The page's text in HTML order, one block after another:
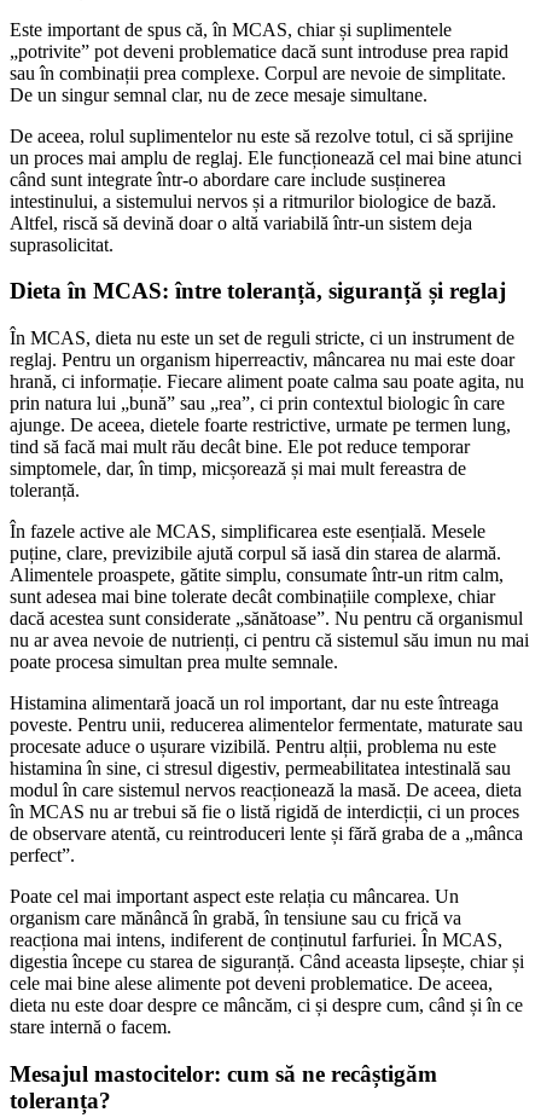
Este important de spus că, în MCAS, chiar și suplimentele
„potrivite” pot deveni problematice dacă sunt introduse prea rapid
sau în combinații prea complexe. Corpul are nevoie de simplitate.
De un singur semnal clar, nu de zece mesaje simultane.
De aceea, rolul suplimentelor nu este să rezolve totul, ci să sprijine
un proces mai amplu de reglaj. Ele funcționează cel mai bine atunci
când sunt integrate într-o abordare care include susținerea
intestinului, a sistemului nervos și a ritmurilor biologice de bază.
Altfel, riscă să devină doar o altă variabilă într-un sistem deja
suprasolicitat.
Dieta în MCAS: între toleranță, siguranță și reglaj
În MCAS, dieta nu este un set de reguli stricte, ci un instrument de
reglaj. Pentru un organism hiperreactiv, mâncarea nu mai este doar
hrană, ci informație. Fiecare aliment poate calma sau poate agita, nu
prin natura lui „bună” sau „rea”, ci prin contextul biologic în care
ajunge. De aceea, dietele foarte restrictive, urmate pe termen lung,
tind să facă mai mult rău decât bine. Ele pot reduce temporar
simptomele, dar, în timp, micșorează și mai mult fereastra de
toleranță.
În fazele active ale MCAS, simplificarea este esențială. Mesele
puține, clare, previzibile ajută corpul să iasă din starea de alarmă.
Alimentele proaspete, gătite simplu, consumate într-un ritm calm,
sunt adesea mai bine tolerate decât combinațiile complexe, chiar
dacă acestea sunt considerate „sănătoase”. Nu pentru că organismul
nu ar avea nevoie de nutrienți, ci pentru că sistemul său imun nu mai
poate procesa simultan prea multe semnale.
Histamina alimentară joacă un rol important, dar nu este întreaga
poveste. Pentru unii, reducerea alimentelor fermentate, maturate sau
procesate aduce o ușurare vizibilă. Pentru alții, problema nu este
histamina în sine, ci stresul digestiv, permeabilitatea intestinală sau
modul în care sistemul nervos reacționează la masă. De aceea, dieta
în MCAS nu ar trebui să fie o listă rigidă de interdicții, ci un proces
de observare atentă, cu reintroduceri lente și fără graba de a „mânca
perfect”.
Poate cel mai important aspect este relația cu mâncarea. Un
organism care mănâncă în grabă, în tensiune sau cu frică va
reacționa mai intens, indiferent de conținutul farfuriei. În MCAS,
digestia începe cu starea de siguranță. Când aceasta lipsește, chiar și
cele mai bine alese alimente pot deveni problematice. De aceea,
dieta nu este doar despre ce mâncăm, ci și despre cum, când și în ce
stare internă o facem.
Mesajul mastocitelor: cum să ne recâștigăm
toleranța?